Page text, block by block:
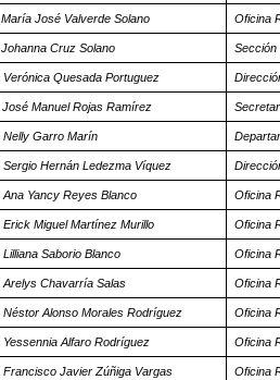
María José Valverde Solano Oficina
Johanna Cruz Solano Sección
Verónica Quesada Portuguez
José Manuel Rojas Ramírez
Nelly Garro Marín
Sergio Hernán Ledezma Víquez
Ana Yancy Reyes Blanco Oficina
Erick Miguel Martínez Murillo Oficina
Lilliana Saborio Blanco Oficina
Arelys Chavarría Salas Oficina
Néstor Alonso Morales Rodríguez Oficina
Yessennia Alfaro Rodríguez Oficina
Francisco Javier Zúñiga Vargas Oficina